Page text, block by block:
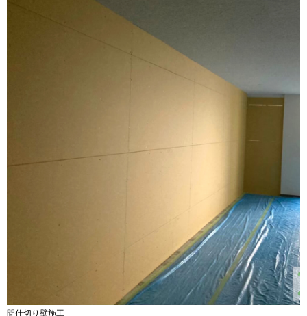
間仕切り壁施工